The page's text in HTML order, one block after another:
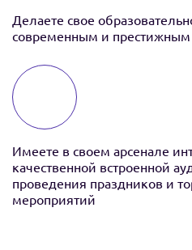
Делаете свое
современным и престижным
Имеете в своем арсенале
качественной встроенной
проведения праздников и
мероприятий